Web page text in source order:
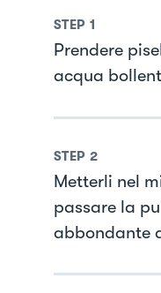
STEP 1
Prendere
acqua
STEP 2
Metterli nel
passare la
abbondante